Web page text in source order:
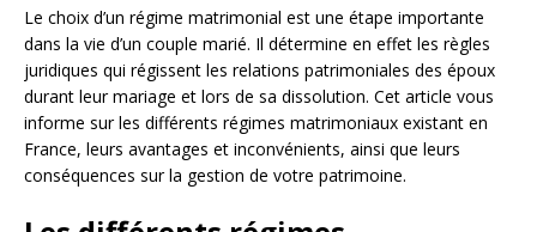
Le choix d’un régime matrimonial est une étape importante
dans la vie d’un couple marié. Il détermine en effet les règles
juridiques qui régissent les relations patrimoniales des époux
durant leur mariage et lors de sa dissolution. Cet article vous
informe sur les différents régimes matrimoniaux existant en
France, leurs avantages et inconvénients, ainsi que leurs
conséquences sur la gestion de votre patrimoine.